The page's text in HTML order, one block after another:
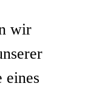
wir
eines